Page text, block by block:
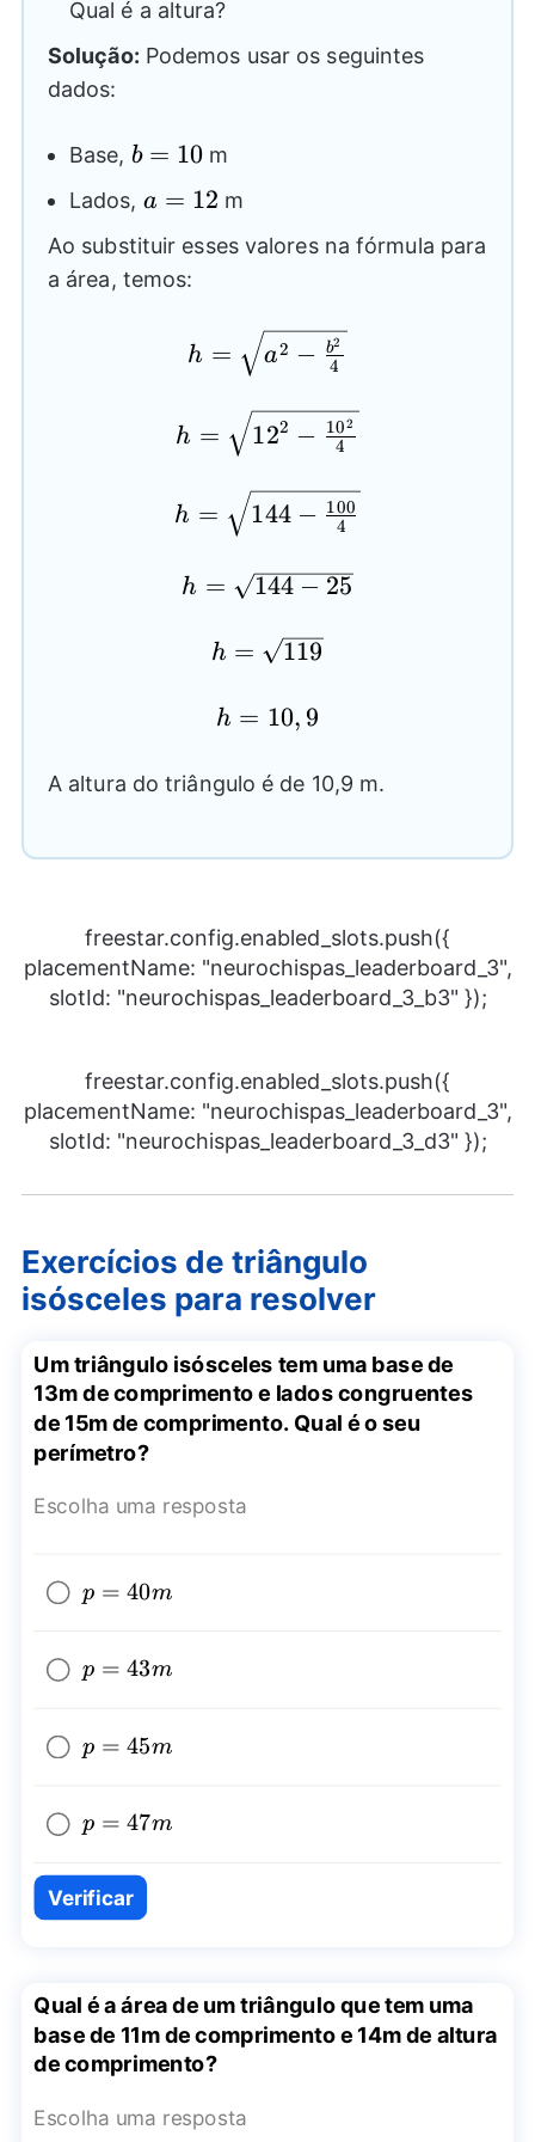
Qual é a altura?
Solução: Podemos usar os seguintes
dados:
Base, b=10
b = 10 m
Lados, a=12
a = 12 m
Ao substituir esses valores na fórmula para
a área, temos:
h=
\sqrt{{{a}^2}-
\frac{{{b}^2}}
{4}}
h = a2 − 4
b2
h=
\sqrt{{{12}^2}-
\frac{{{10}^2}}
{4}}
h = 122 − 4
102
h=
\sqrt{144-
\frac{100}
{4}}
h = 144 − 4
100
h=
25}
h = 144 − 25
h=
h = 119
h=10,9
h = 10, 9
A altura do triângulo é de 10,9 m.
freestar.config.enabled_slots.push({
placementName: "neurochispas_leaderboard_3",
slotId: "neurochispas_leaderboard_3_b3" });
freestar.config.enabled_slots.push({
placementName: "neurochispas_leaderboard_3",
slotId: "neurochispas_leaderboard_3_d3" });
Exercícios de triângulo
isósceles para resolver
Um triângulo isósceles tem uma base de
13m de comprimento e lados congruentes
de 15m de comprimento. Qual é o seu
perímetro?
Escolha uma resposta
p=40m
p = 40m
p=43m
p = 43m
p=45m
p = 45m
p=47m
p = 47m
Verificar
Qual é a área de um triângulo que tem uma
base de 11m de comprimento e 14m de altura
de comprimento?
Escolha uma resposta